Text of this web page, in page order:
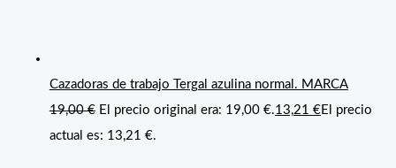
Cazadoras de trabajo Tergal azulina normal. MARCA
19,00€ El precio original era: 19,00 €.13,21 €El precio
actual es: 13,21 €.